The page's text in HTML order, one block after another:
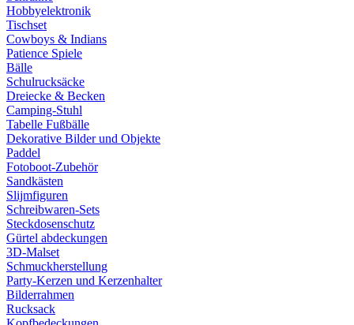
Hobbyelektronik
Tischset
Cowboys & Indians
Patience Spiele
Bälle
Schulrucksäcke
Dreiecke & Becken
Camping-Stuhl
Tabelle Fußbälle
Dekorative Bilder und Objekte
Paddel
Fotoboot-Zubehör
Sandkästen
Slijmfiguren
Schreibwaren-Sets
Steckdosenschutz
Gürtel abdeckungen
3D-Malset
Schmuckherstellung
Party-Kerzen und Kerzenhalter
Bilderrahmen
Rucksack